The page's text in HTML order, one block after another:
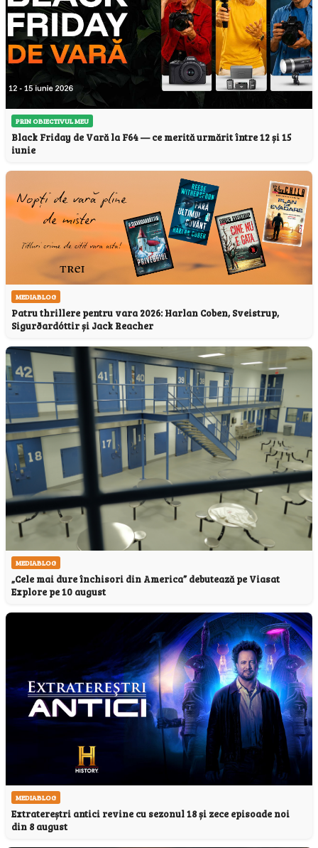
PRIN OBIECTIVUL MEU
Black Friday de Vară la F64 — ce merită urmărit între 12 și 15
iunie
MEDIABLOG
Patru thrillere pentru vara 2026: Harlan Coben, Sveistrup,
Sigurðardóttir și Jack Reacher
MEDIABLOG
„Cele mai dure închisori din America” debutează pe Viasat
Explore pe 10 august
MEDIABLOG
Extratereștri antici revine cu sezonul 18 și zece episoade noi
din 8 august